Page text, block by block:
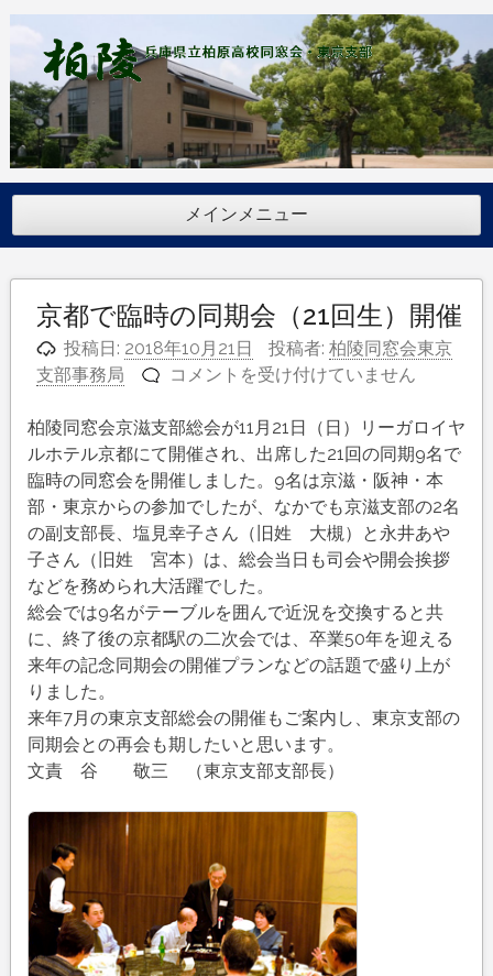
コ
テ
ン
ツ
へ
ス
ッ
メインメニュー
京都で臨時の同期会（21回生）開催
投稿日: 2018年10月21日 投稿者:柏陵同窓会東京
支部事務局
京
で
臨
時
の
同
期
会
（21
回
生）
催
は
コメントを受け付けていません
柏陵同窓会京滋支部総会が11月21日（日）リーガロイヤ
ルホテル京都にて開催され、出席した21回の同期9名で
臨時の同窓会を開催しました。9名は京滋・阪神・本
部・東京からの参加でしたが、なかでも京滋支部の2名
の副支部長、塩見幸子さん（旧姓 大槻）と永井あや
子さん（旧姓 宮本）は、総会当日も司会や開会挨拶
などを務められ大活躍でした。
総会では9名がテーブルを囲んで近況を交換すると共
に、終了後の京都駅の二次会では、卒業50年を迎える
来年の記念同期会の開催プランなどの話題で盛り上が
りました。
来年7月の東京支部総会の開催もご案内し、東京支部の
同期会との再会も期したいと思います。
文責 谷 敬三 （東京支部支部長）